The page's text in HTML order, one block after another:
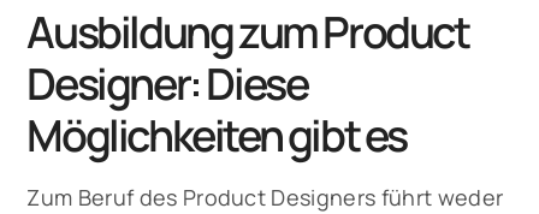
Ausbildung zum Product
Designer: Diese
Möglichkeiten gibt es
Zum Beruf des Product Designers führt weder